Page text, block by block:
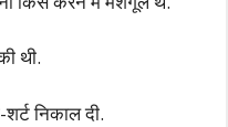
थी.
निकाल दी.